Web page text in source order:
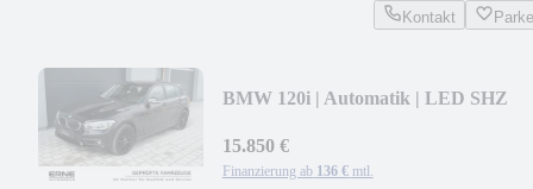
Kontakt
BMW 120i | Automatik | LED SHZ
15.850 €
Finanzierung ab 136 € mtl.